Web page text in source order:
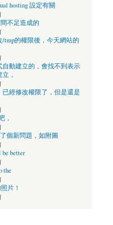
hosting 設定有關
不足造成的
tmp的權限後，今天網站的
自動建立的，會找不到表示
，
經修改權限了，但是還是
，
個新問題，如附圖
better
the
片！